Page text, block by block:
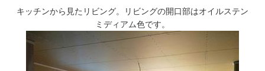
キッチンから見たリビング。リビングの開口部はオイルステン
ミディアム色です。